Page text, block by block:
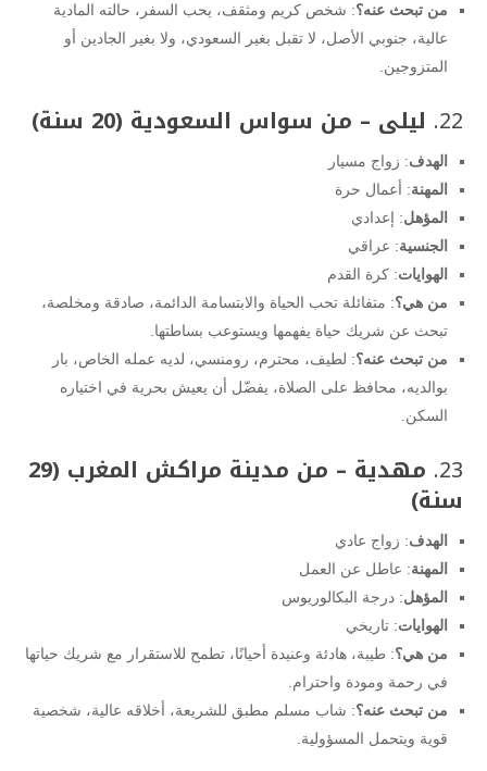
من تبحث عنه؟: شخص كريم ومثقف، يحب السفر، حالته المادية
عالية، جنوبي الأصل، لا تقبل بغير السعودي، ولا بغير الجادين أو
المتزوجين.
22. ليلى – من سواس السعودية (20 سنة)
الهدف: زواج مسيار
المهنة: أعمال حرة
المؤهل: إعدادي
الجنسية: عراقي
الهوايات: كرة القدم
من هي؟: متفائلة تحب الحياة والابتسامة الدائمة، صادقة ومخلصة،
تبحث عن شريك حياة يفهمها ويستوعب بساطتها.
من تبحث عنه؟: لطيف، محترم، رومنسي، لديه عمله الخاص، بار
بوالديه، محافظ على الصلاة، يفضّل أن يعيش بحرية في اختياره
السكن.
23. مهدية – من مدينة مراكش المغرب (29
سنة)
الهدف: زواج عادي
المهنة: عاطل عن العمل
المؤهل: درجة البكالوريوس
الهوايات: تاريخي
من هي؟: طيبة، هادئة وعنيدة أحيانًا، تطمح للاستقرار مع شريك حياتها
في رحمة ومودة واحترام.
من تبحث عنه؟: شاب مسلم مطبق للشريعة، أخلاقه عالية، شخصية
قوية ويتحمل المسؤولية.